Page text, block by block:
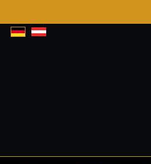
Zur Hauptnavigation